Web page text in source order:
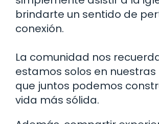
brindarte un sentido de
conexión.
La comunidad nos
estamos solos en nuestras
que juntos podemos
vida más sólida.